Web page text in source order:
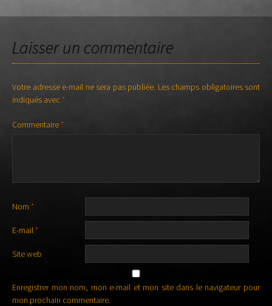
DES
ARTICLES
Laisser un commentaire
Votre adresse e-mail ne sera pas publiée. Les champs obligatoires sont
indiqués avec*
Commentaire*
Nom *
E-mail*
Site web
Enregistrer mon nom, mon e-mail et mon site dans le navigateur pour
mon prochain commentaire.